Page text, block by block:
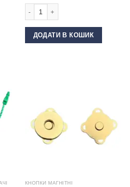
ДОДАТИ В КОШИК
КНОПКИ МАГНІТНІ